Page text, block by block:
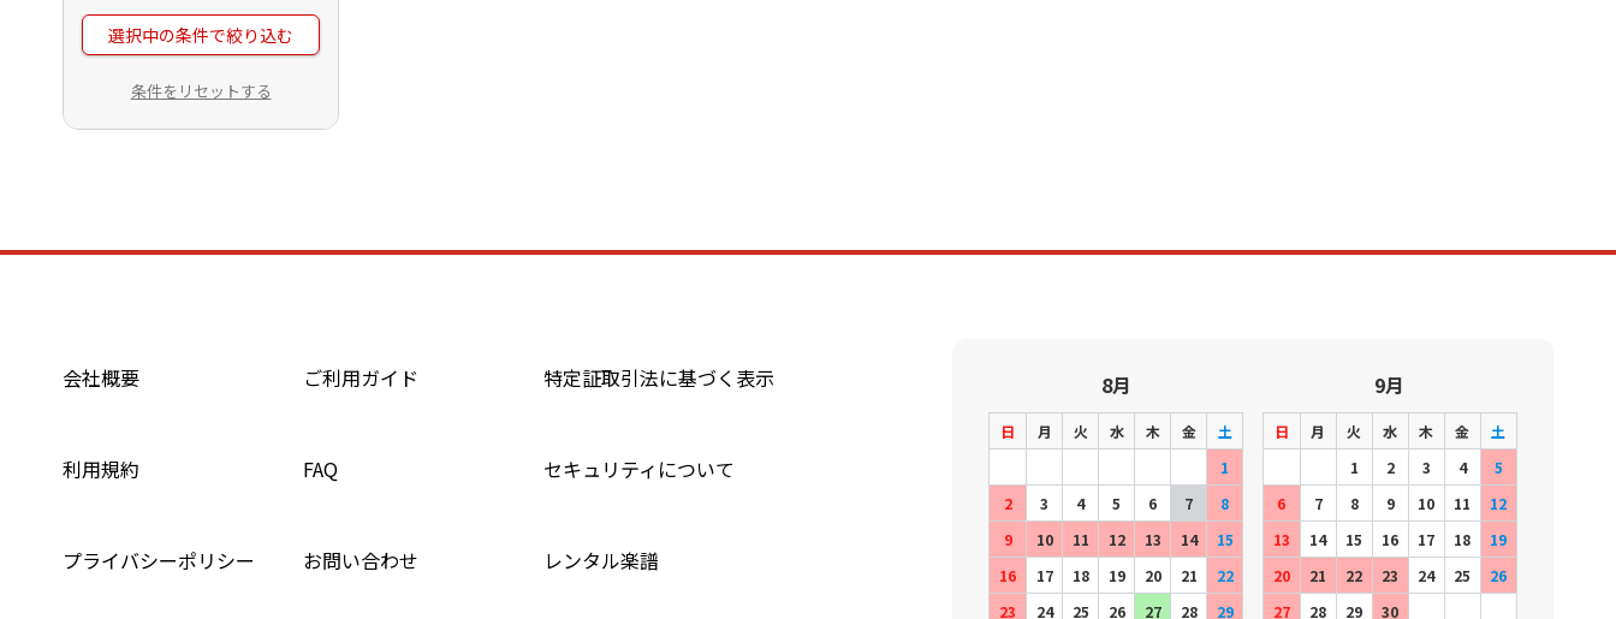
選択中の条件で絞り込む
条件をリセットする
会社概要 ご利用ガイド 特定証取引法に基づく表示
利用規約 FAQ セキュリティについて
プライバシーポリシー お問い合わせ レンタル楽譜
8月
日 月 火 水 木 金
土
1
2
3 4 5 6 7
8
9
10 11 12 13 14
15
16
17 18 19 20 21
22
23
24 25 26 27 28 29
9月
日 月 火 水 木 金
土
1
2 3 4
5
6
7 8 9 10 11
12
13
14 15 16 17 18
19
20
21 22 23 24 25
26
27
28 29 30